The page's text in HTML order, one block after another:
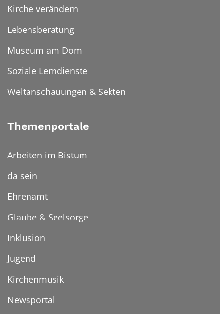
Kirche verändern
Lebensberatung
Museum am Dom
Soziale Lerndienste
Weltanschauungen & Sekten
Themenportale
Arbeiten im Bistum
da sein
Ehrenamt
Glaube & Seelsorge
Inklusion
Jugend
Kirchenmusik
Newsportal